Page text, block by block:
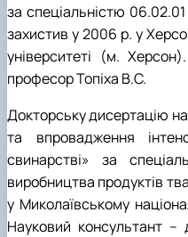
за спеціальністю
захистив у 2006 р. у
університеті (м.
професор Топіха В.С.
Докторську дисертацію
та впровадження
свинарстві» за
виробництва продуктів
у Миколаївському
Науковий консультант